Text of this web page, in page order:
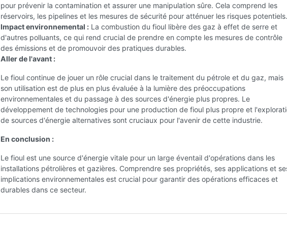
pour prévenir la contamination et assurer une manipulation sûre. Cela comprend les
réservoirs, les pipelines et les mesures de sécurité pour atténuer les risques potentiels.
Impact environnemental : La combustion du fioul libère des gaz à effet de serre et
d'autres polluants, ce qui rend crucial de prendre en compte les mesures de contrôle
des émissions et de promouvoir des pratiques durables.
Aller de l'avant :
Le fioul continue de jouer un rôle crucial dans le traitement du pétrole et du gaz, mais
son utilisation est de plus en plus évaluée à la lumière des préoccupations
environnementales et du passage à des sources d'énergie plus propres. Le
développement de technologies pour une production de fioul plus propre et
de sources d'énergie alternatives sont cruciaux pour l'avenir de cette industrie.
En conclusion :
Le fioul est une source d'énergie vitale pour un large éventail d'opérations dans les
installations pétrolières et gazières. Comprendre ses propriétés, ses applications et
implications environnementales est crucial pour garantir des opérations efficaces et
durables dans ce secteur.